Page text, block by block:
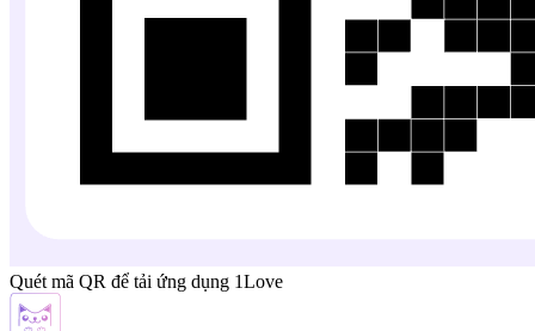
Quét mã QR để tải ứng dụng 1Love